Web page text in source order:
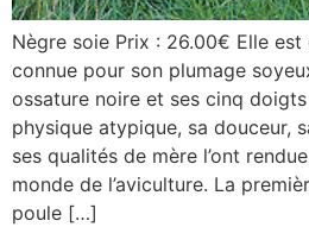
Nègre soie Prix : 26.00€ Elle
connue pour son plumage
ossature noire et ses cinq
physique atypique, sa douceur,
ses qualités de mère l’ont
monde de l’aviculture. La
poule […]